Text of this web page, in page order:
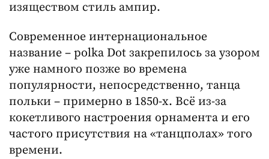
изяществом стиль ампир.
Современное интернациональное
название – polka Dot закрепилось за узором
уже намного позже во времена
популярности, непосредственно, танца
польки – примерно в 1850-х. Всё из-за
кокетливого настроения орнамента и его
частого присутствия на «танцполах» того
времени.